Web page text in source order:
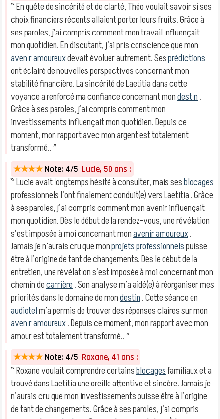
‶ En quête de sincérité et de clarté, Théo voulait savoir si ses
choix financiers récents allaient porter leurs fruits. Grâce à
ses paroles, j’ai compris comment mon travail influençait
mon quotidien. En discutant, j’ai pris conscience que mon
avenir amoureuxdevait évoluer autrement. Sesprédictions
ont éclairé de nouvelles perspectives concernant mon
stabilité financière. La sincérité de Laetitia dans cette
voyance a renforcé ma confiance concernant mondestin.
Grâce à ses paroles, j’ai compris comment mon
investissements influençait mon quotidien. Depuis ce
moment, mon rapport avec mon argent est totalement
transformé.. ″
★★★★ Note: 4/5 Lucie, 50 ans :
‶ Lucie avait longtemps hésité à consulter, mais sesblocages
professionnels l’ont finalement conduit(e) vers Laetitia . Grâce
à ses paroles, j’ai compris comment mon avenir influençait
mon quotidien. Dès le début de la rendez-vous, une révélation
s’est imposée à moi concernant monavenir amoureux.
Jamais je n’aurais cru que monprojets professionnelspuisse
être à l’origine de tant de changements. Dès le début de la
entretien, une révélation s’est imposée à moi concernant mon
chemin decarrière. Son analyse m’a aidé(e) à réorganiser mes
priorités dans le domaine de mondestin. Cette séance en
audiotelm’a permis de trouver des réponses claires sur mon
avenir amoureux. Depuis ce moment, mon rapport avec mon
amour est totalement transformé.. ″
★★★★ Note: 4/5 Roxane, 41 ans :
‶ Roxane voulait comprendre certainsblocagesfamiliaux et a
trouvé dans Laetitia une oreille attentive et sincère. Jamais je
n’aurais cru que mon investissements puisse être à l’origine
de tant de changements. Grâce à ses paroles, j’ai compris